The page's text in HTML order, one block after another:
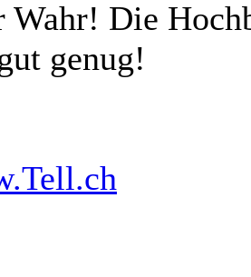
Wahr! Die
genug!